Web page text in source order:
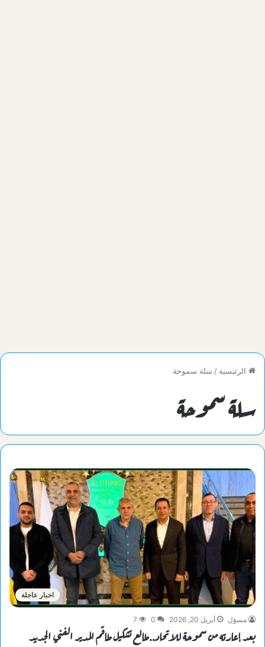
الرئيسية / سلة سموحة
سلة سموحة
اخبار عاجلة
مسؤل أبريل 20, 2026 0
7
بعد إعارته من سموحة للاتحاد..طالع تشكيل طاقم المدير الفني الجديد